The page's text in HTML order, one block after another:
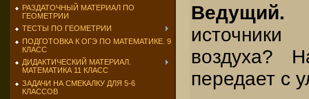
РАЗДАТОЧНЫЙ МАТЕРИАЛ ПО
ГЕОМЕТРИИ
ТЕСТЫ ПО ГЕОМЕТРИИ
ПОДГОТОВКА К ОГЭ ПО МАТЕМАТИКЕ. 9
КЛАСС
ДИДАКТИЧЕСКИЙ МАТЕРИАЛ.
МАТЕМАТИКА 11 КЛАСС
ЗАДАЧИ НА СМЕКАЛКУ ДЛЯ 5-6
КЛАССОВ
Ведущий.
воздуха?
передает с